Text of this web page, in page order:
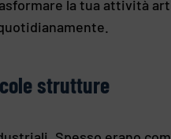
la tua attività
strutture